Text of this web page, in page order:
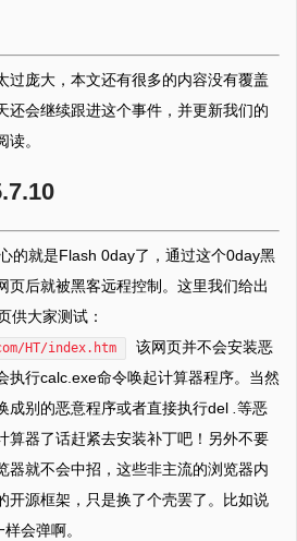
过庞大，本文还有很多的内容没有覆盖
还会继续跟进这个事件，并更新我们的
。
的就是Flash 0day了，通过这个0day黑
页后就被黑客远程控制。这里我们给出
供大家测试：
HT/index.htm
该网页并不会安装恶
执行calc.exe命令唤起计算器程序。当然
成别的恶意程序或者直接执行del 等恶
算器了话赶紧去安装补丁吧！另外不要
器就不会中招，这些非主流的浏览器内
开源框架，只是换了个壳罢了。比如说
会弹啊。